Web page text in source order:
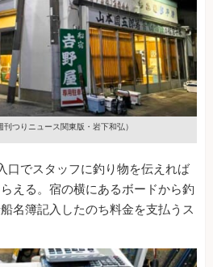
刊つりニュース関東版・岩下和弘）
口でスタッフに釣り物を伝えれば
える。宿の横にあるボードから釣
名簿記入したのち料金を支払うス